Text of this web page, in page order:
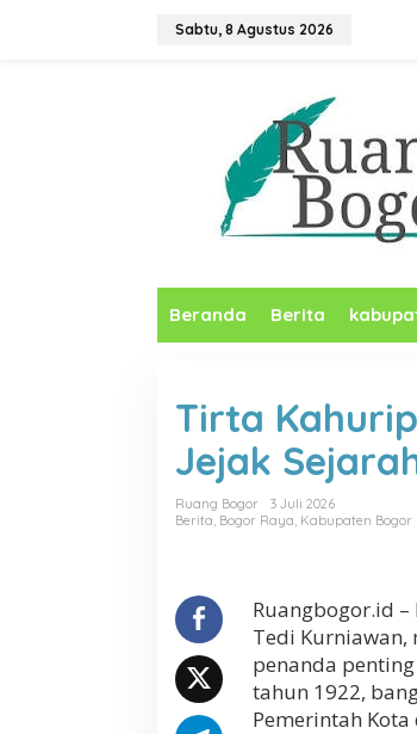
Sabtu, 8 Agustus 2026
Beranda Berita
Tirta
Jejak
Ruang Bogor
3 Juli 2026
Berita, Bogor Raya, Kabupaten Bogor
Ruangbogor.id
Tedi Kurniawan,
penanda
tahun 1922,
Pemerintah